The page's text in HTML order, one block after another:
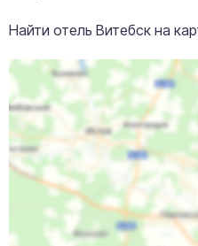
Найти отель Витебск на